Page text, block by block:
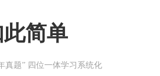
简单
真题” 四位一体学习系统化